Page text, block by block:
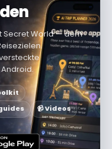
Secret World — dem
📹 Videos